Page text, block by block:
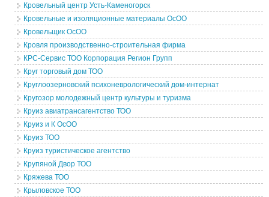
Кровельный центр Усть-Каменогорск
Кровельные и изоляционные материалы ОсОО
Кровельщик ОсОО
Кровля производственно-строительная фирма
КРС-Сервис ТОО Корпорация Регион Групп
Круг торговый дом ТОО
Круглоозерновский психоневрологический дом-интернат
Кругозор молодежный центр культуры и туризма
Круиз авиатрансагентство ТОО
Круиз и К ОсОО
Круиз ТОО
Круиз туристическое агентство
Крупяной Двор ТОО
Кряжева ТОО
Крыловское ТОО